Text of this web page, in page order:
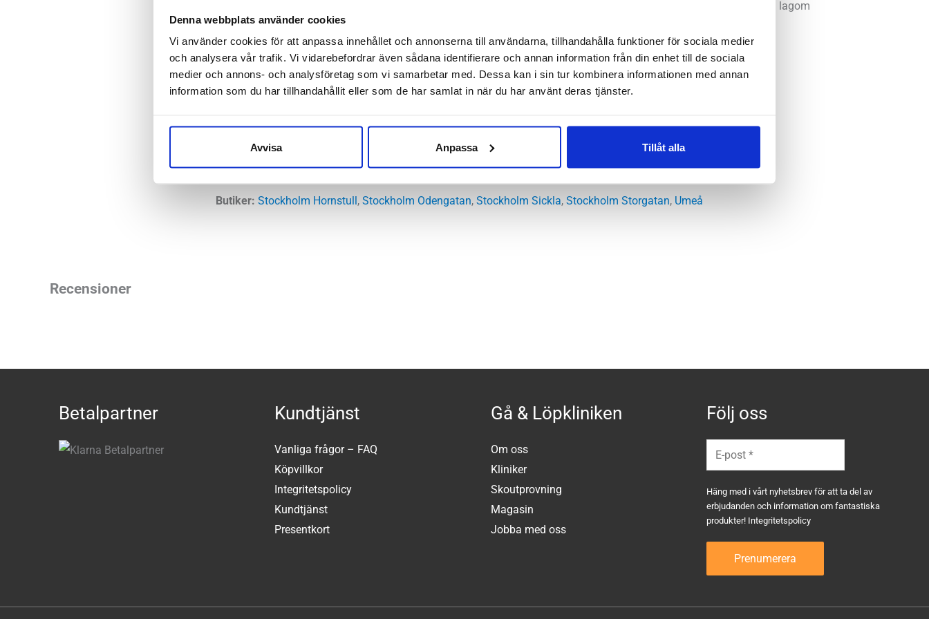
Denna webbplats använder cookies
Vi använder cookies för att anpassa innehållet och annonserna till användarna, tillhandahålla funktioner för sociala medier
och analysera vår trafik. Vi vidarebefordrar även sådana identifierare och annan information från din enhet till de sociala
medier och annons- och analysföretag som vi samarbetar med. Dessa kan i sin tur kombinera informationen med annan
information som du har tillhandahållit eller som de har samlat in när du har använt deras tjänster.
Avvisa Anpassa Tillåt alla
teknisk terräng som på öppnare ytor och fjällmiljö. Grov slitsula som ger bra grepp och skydd i kombination med en lagom
stötdämpande mellansula som avlastar fint.
Läst:Normal
Fotvalv:Normala, låga, höga
Vikt:242 g
Höjd:Häl 28 mm – Framfot 24 mm
Häl-tå dropp:4 mm
Butiker: Stockholm Hornstull, Stockholm Odengatan, Stockholm Sickla, Stockholm Storgatan, Umeå
Recensioner
Betalpartner Kundtjänst
Vanliga frågor – FAQ
Köpvillkor
Integritetspolicy
Kundtjänst
Presentkort
Gå & Löpkliniken
Om oss
Kliniker
Skoutprovning
Magasin
Jobba med oss
Följ oss
Häng med i vårt nyhetsbrev för att ta del av
erbjudanden och information om fantastiska
produkter! Integritetspolicy